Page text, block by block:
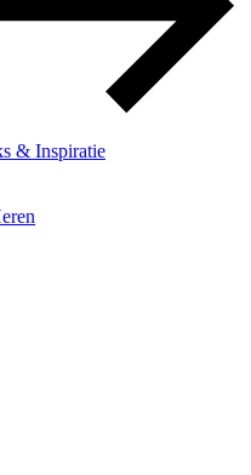
& Inspiratie